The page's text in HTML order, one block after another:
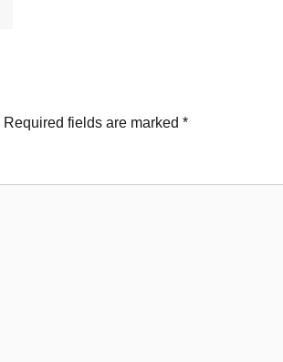
Required fields are marked *